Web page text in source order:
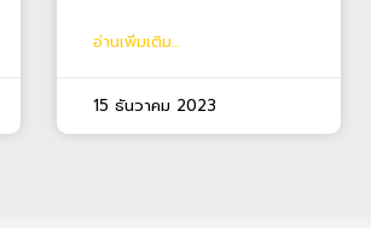
อ่านเพิ่มเติม...
15 ธันวาคม 2023